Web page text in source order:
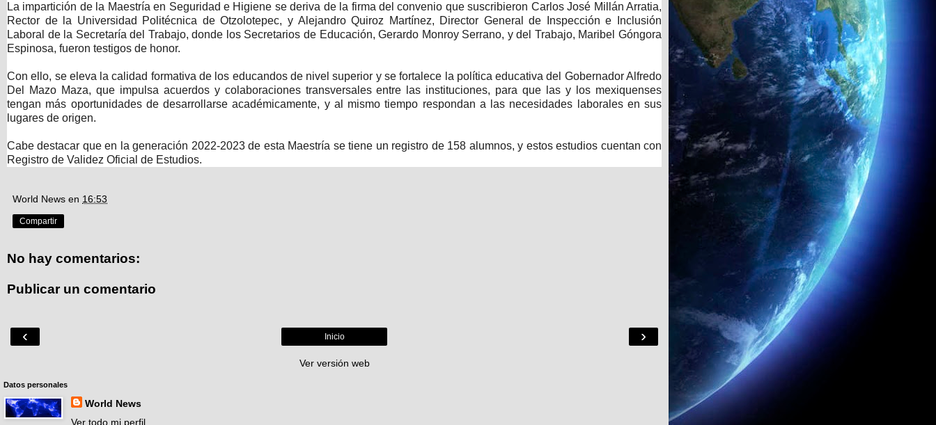
La impartición de la Maestría en Seguridad e Higiene se deriva de la firma del convenio que suscribieron Carlos José Millán Arratia,
Rector de la Universidad Politécnica de Otzolotepec, y Alejandro Quiroz Martínez, Director General de Inspección e Inclusión
Laboral de la Secretaría del Trabajo, donde los Secretarios de Educación, Gerardo Monroy Serrano, y del Trabajo, Maribel Góngora
Espinosa, fueron testigos de honor.
Con ello, se eleva la calidad formativa de los educandos de nivel superior y se fortalece la política educativa del Gobernador Alfredo
Del Mazo Maza, que impulsa acuerdos y colaboraciones transversales entre las instituciones, para que las y los mexiquenses
tengan más oportunidades de desarrollarse académicamente, y al mismo tiempo respondan a las necesidades laborales en sus
lugares de origen.
Cabe destacar que en la generación 2022-2023 de esta Maestría se tiene un registro de 158 alumnos, y estos estudios cuentan con
Registro de Validez Oficial de Estudios.
World News en 16:53
Compartir
No hay comentarios:
Publicar un comentario
‹ ›
Inicio
Ver versión web
Datos personales
World News
Ver todo mi perfil